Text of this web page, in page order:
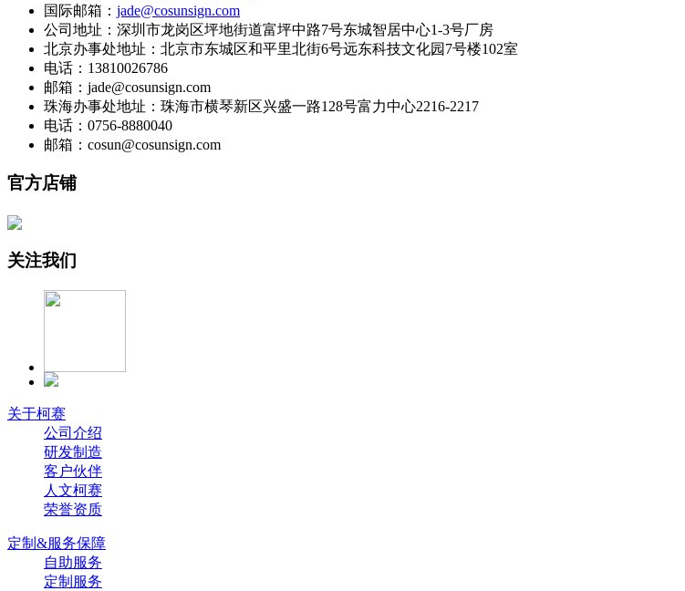
国际邮箱： jade@cosunsign.com
公司地址：深圳市龙岗区坪地街道富坪中路7号东城智居中心1-3号厂房
北京办事处地址：北京市东城区和平里北街6号远东科技文化园7号楼102室
电话：13810026786
邮箱：jade@cosunsign.com
珠海办事处地址：珠海市横琴新区兴盛一路128号富力中心2216-2217
电话：0756-8880040
邮箱：cosun@cosunsign.com
官方店铺
关注我们
关于柯赛
公司介绍
研发制造
客户伙伴
人文柯赛
荣誉资质
定制&服务保障
自助服务
定制服务